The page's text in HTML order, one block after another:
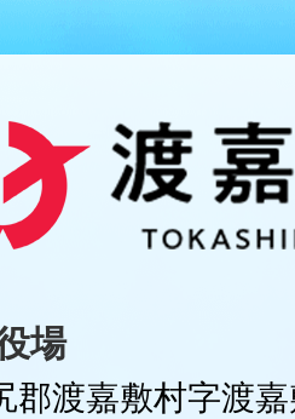
場
郡渡嘉敷村字渡